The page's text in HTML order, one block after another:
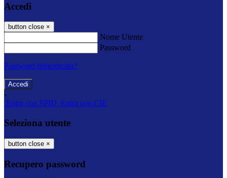
Accedi
button close ×
Nome Utente
Password
Password dimenticata?
-
Entra con SPID Entra con CIE
Seleziona utente
button close ×
Recupero password